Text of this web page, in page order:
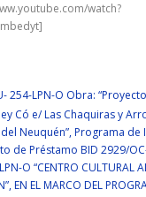
watch?
254-LPN-O Obra:
Có e/ Las Chaquiras y
Neuquén”, Programa de
de Préstamo BID 2929/
O “CENTRO CULTURAL
EN EL MARCO DEL